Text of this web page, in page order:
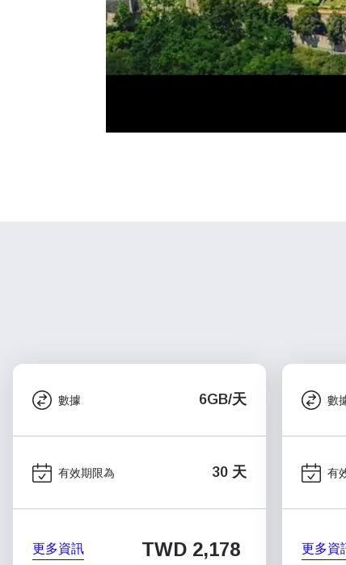
數據 6GB/天
有效期限為 30 天
更多資訊 TWD 2,178
數
有
更多資